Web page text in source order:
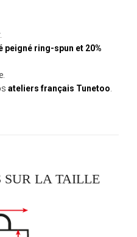
peigné ring-spun et 20%
ateliers français Tunetoo
SUR LA TAILLE